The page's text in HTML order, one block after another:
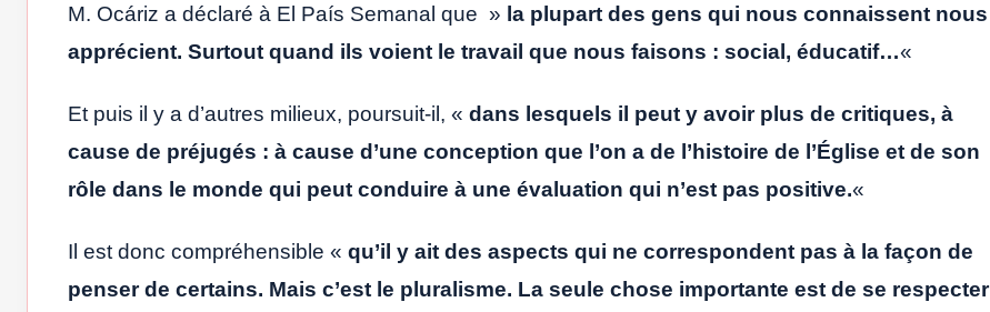
M. Ocáriz a déclaré à El País Semanal que » la plupart des gens qui nous connaissent nous
apprécient. Surtout quand ils voient le travail que nous faisons : social, éducatif…«
Et puis il y a d’autres milieux, poursuit-il, « dans lesquels il peut y avoir plus de critiques, à
cause de préjugés : à cause d’une conception que l’on a de l’histoire de l’Église et de son
rôle dans le monde qui peut conduire à une évaluation qui n’est pas positive.«
Il est donc compréhensible « qu’il y ait des aspects qui ne correspondent pas à la façon de
penser de certains. Mais c’est le pluralisme. La seule chose importante est de se respecter